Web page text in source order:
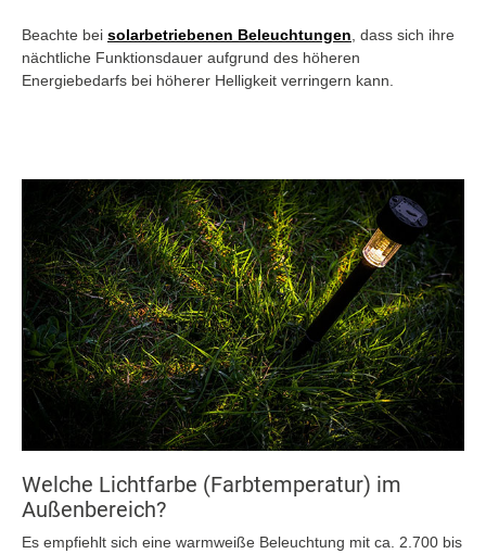
Beachte bei solarbetriebenen Beleuchtungen , dass sich ihre
nächtliche Funktionsdauer aufgrund des höheren
Energiebedarfs bei höherer Helligkeit verringern kann.
Welche Lichtfarbe (Farbtemperatur) im
Außenbereich?
Es empfiehlt sich eine warmweiße Beleuchtung mit ca. 2.700 bis